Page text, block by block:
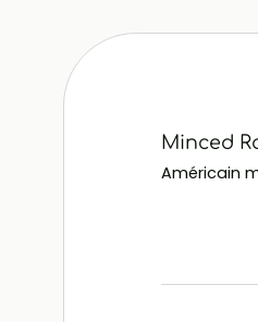
Minced
Américain